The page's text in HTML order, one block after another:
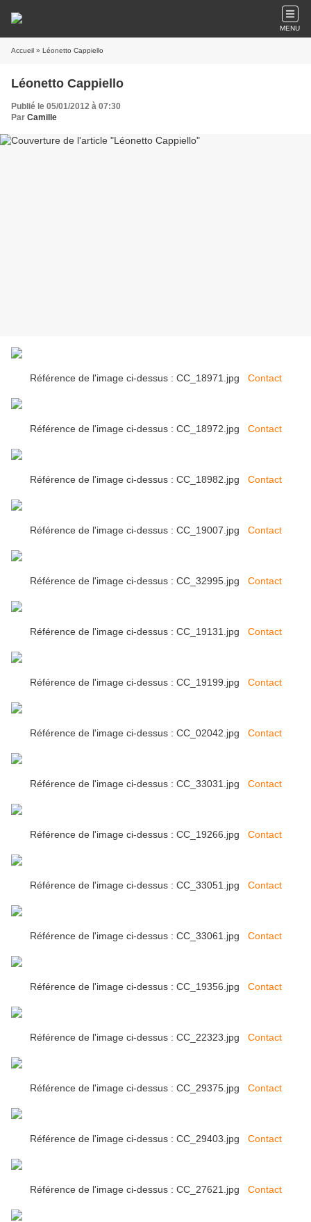
MENU
Accueil » Léonetto Cappiello
Léonetto Cappiello
Publié le 05/01/2012 à 07:30
Par Camille
Référence de l'image ci-dessus : CC_18971.jpg Contact
Référence de l'image ci-dessus : CC_18972.jpg Contact
Référence de l'image ci-dessus : CC_18982.jpg Contact
Référence de l'image ci-dessus : CC_19007.jpg Contact
Référence de l'image ci-dessus : CC_32995.jpg Contact
Référence de l'image ci-dessus : CC_19131.jpg Contact
Référence de l'image ci-dessus : CC_19199.jpg Contact
Référence de l'image ci-dessus : CC_02042.jpg Contact
Référence de l'image ci-dessus : CC_33031.jpg Contact
Référence de l'image ci-dessus : CC_19266.jpg Contact
Référence de l'image ci-dessus : CC_33051.jpg Contact
Référence de l'image ci-dessus : CC_33061.jpg Contact
Référence de l'image ci-dessus : CC_19356.jpg Contact
Référence de l'image ci-dessus : CC_22323.jpg Contact
Référence de l'image ci-dessus : CC_29375.jpg Contact
Référence de l'image ci-dessus : CC_29403.jpg Contact
Référence de l'image ci-dessus : CC_27621.jpg Contact